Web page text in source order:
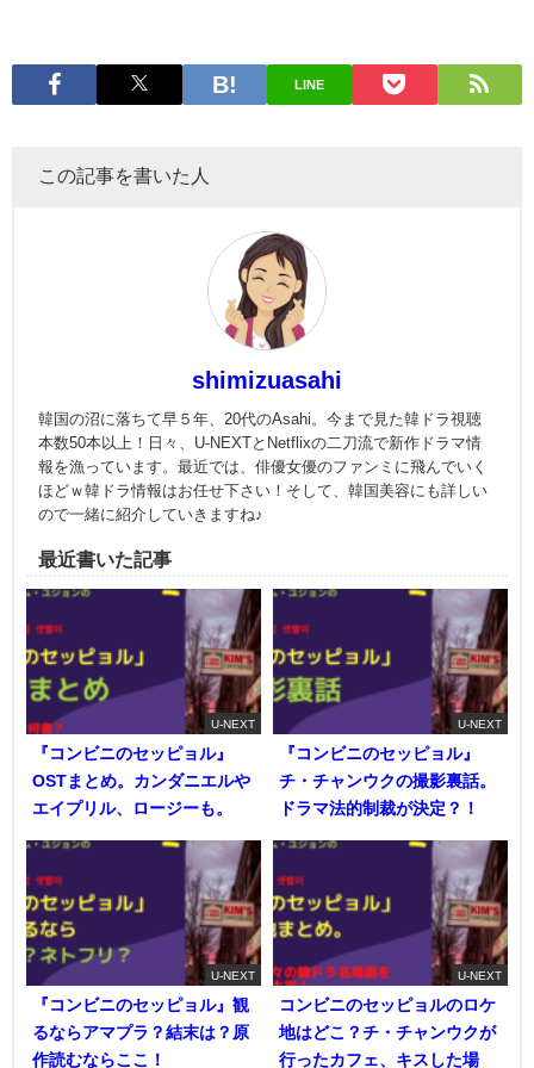
LINE
この記事を書いた人
shimizuasahi
韓国の沼に落ちて早５年、20代のAsahi。今まで見た韓ドラ視聴
本数50本以上！日々、U-NEXTとNetflixの二刀流で新作ドラマ情
報を漁っています。最近では、俳優女優のファンミに飛んでいく
ほどｗ韓ドラ情報はお任せ下さい！そして、韓国美容にも詳しい
ので一緒に紹介していきますね♪
最近書いた記事
U-NEXT
『コンビニのセッピョル』
OSTまとめ。カンダニエルや
エイプリル、ロージーも。
U-NEXT
『コンビニのセッピョル』
チ・チャンウクの撮影裏話。
ドラマ法的制裁が決定？！
U-NEXT
『コンビニのセッピョル』観
るならアマプラ？結末は？原
作読むならここ！
U-NEXT
コンビニのセッピョルのロケ
地はどこ？チ・チャンウクが
行ったカフェ、キスした場